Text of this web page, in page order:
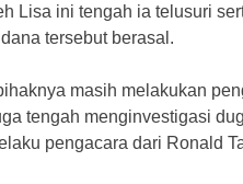
Lisa ini tengah ia telusuri
tersebut berasal.
masih melakukan
tengah menginvestigasi
pengacara dari Ronald